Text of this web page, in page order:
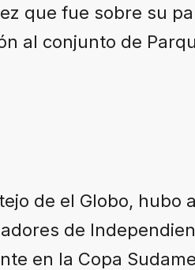
que fue sobre su
al conjunto de
de el Globo, hubo
de
en la Copa